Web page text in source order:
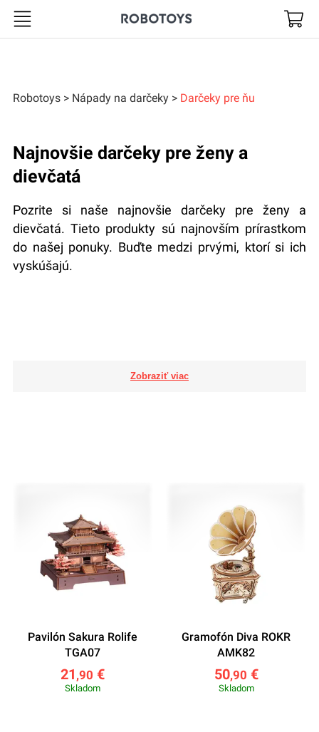
Robotoys
Robotoys Nápady na darčeky Darčeky pre ňu
Najnovšie darčeky pre ženy a
dievčatá
Pozrite si naše najnovšie darčeky pre ženy a
dievčatá. Tieto produkty sú najnovším prírastkom
do našej ponuky. Buďte medzi prvými, ktorí si ich
vyskúšajú.
Pavilón Sakura Rolife
TGA07
21 ,90 €
Skladom
Gramofón Diva ROKR
AMK82
50,90 €
Skladom